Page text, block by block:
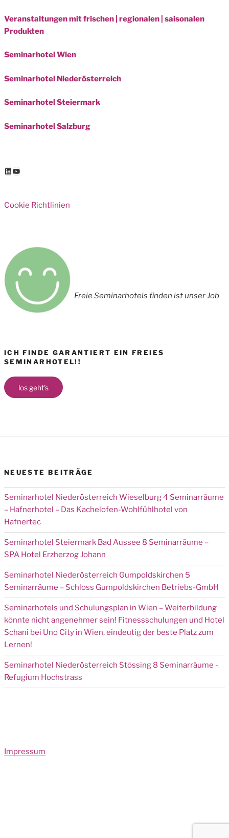
Veranstaltungen mit frischen | regionalen | saisonalen
Produkten
Seminarhotel Wien
Seminarhotel Niederösterreich
Seminarhotel Steiermark
Seminarhotel Salzburg
LinkedIn
YouTube
Cookie Richtlinien
Freie Seminarhotels finden ist unser Job
ICH FINDE GARANTIERT EIN FREIES
SEMINARHOTEL!!
los geht's
NEUESTE BEITRÄGE
Seminarhotel Niederösterreich Wieselburg 4 Seminarräume
– Hafnerhotel – Das Kachelofen-Wohlfühlhotel von
Hafnertec
Seminarhotel Steiermark Bad Aussee 8 Seminarräume –
SPA Hotel Erzherzog Johann
Seminarhotel Niederösterreich Gumpoldskirchen 5
Seminarräume – Schloss Gumpoldskirchen Betriebs-GmbH
Seminarhotels und Schulungsplan in Wien – Weiterbildung
könnte nicht angenehmer sein! Fitnessschulungen und Hotel
Schani bei Uno City in Wien, eindeutig der beste Platz zum
Lernen!
Seminarhotel Niederösterreich Stössing 8 Seminarräume -
Refugium Hochstrass
Impressum